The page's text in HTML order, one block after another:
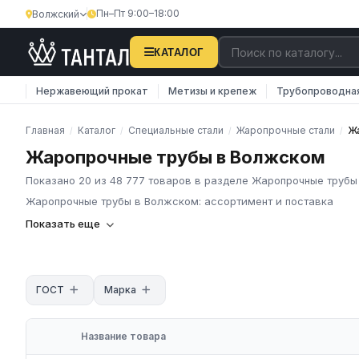
Волжский Пн–Пт 9:00–18:00
КАТАЛОГ
Нержавеющий прокат Метизы и крепеж
Главная / Каталог / Специальные стали / Жаропрочные стали /
Жаропрочные трубы в Волжском
Показано 20 из 48 777 товаров в разделе Жаропрочные трубы
Жаропрочные трубы в Волжском: ассортимент и поставка
Жаропрочные трубы: виды и стандарты
прочность и сопротивление ползучести при длительной
двумя основными стандартами:
— бесшовные холоднодеформированные
Показать еще
ГОСТ Марка
Название товара